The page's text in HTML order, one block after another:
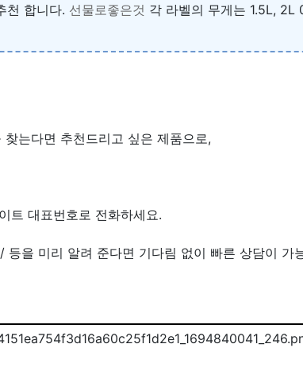
천 합니다. 선물로좋은것 각 라벨의 무게는 1.5L,
는다면 추천드리고 싶은 제품으로,
트 대표번호로 전화하세요.
을 미리 알려 준다면 기다림 없이 빠른 상담이 가